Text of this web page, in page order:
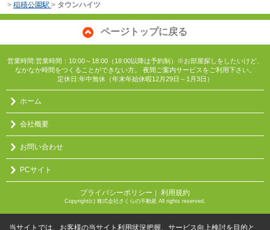
> 稲積公園駅 > タウンハイツ
ページトップに戻る
営業時間:営業時間：10:00～18:00（18:00以降は予約制）※お部屋探しをしたいけど、
なかなか時間をつくることができない方。 夜間ご案内サービスをご利用下さい。
定休日:年中無休（年末年始休暇12月29日～1月3日）
ホーム
会社概要
お問い合わせ
PCサイト
プライバシーポリシー ｜ 利用規約
Copyright(c) 株式会社さくらの不動産 All rights reserved.
当サイトでは、お客様の当サイト利用状況把握、サービス向上検討を目的と